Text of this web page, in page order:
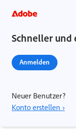
Schneller und
Anmelden
Neuer Benutzer?
Konto erstellen ›